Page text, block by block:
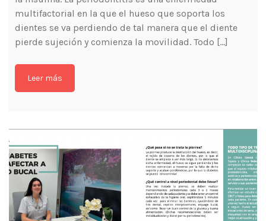
multifactorial en la que el hueso que soporta los
dientes se va perdiendo de tal manera que el diente
pierde sujeción y comienza la movilidad. Todo […]
Leer más